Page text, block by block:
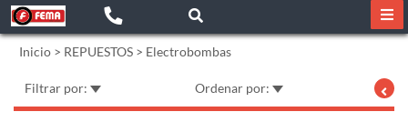
Inicio > REPUESTOS > Electrobombas
Filtrar por: Ordenar por: